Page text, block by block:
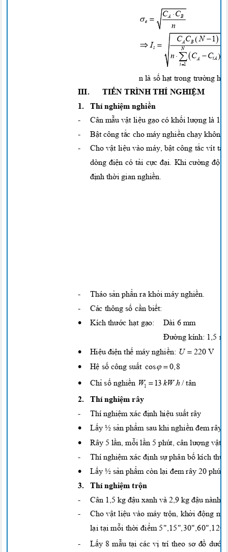
CA CB
e 
n
C C
N1
B 
A
N
 Is
n CC
 iA 

A
i1
n là số hạttrong trường
TIẾNTRÌNH THÍNGHIỆM
III.
1. Thí nghiệm nghiền
-
-
-
Cânmẫu vật liệu gạocókhối lượnglà
Bậtcôngtắc cho máynghiền chạykhông
Chovật liệuvào máy,bậtcông tắcvít tải
dòngđiệncótải cực đại. Khicường độ
định thời giannghiền.
-
-
Tháosản phẩnra khỏimáy nghiền.
Các thôngsố cần biết:
•Kíchthước hạt gạo: Dài 6 mm
Đườngkính: 1,5
•Hiệu điện thếmáynghiền: U220 V
•Hệ số công suất cos0 8
•Chỉ số nghiền W 13 kW.h/ tân
1
2. Thí nghiệmrây
- Thínghiệmxácđịnh hiệu suất rây
•Lấy ½sản phẩm sau khinghiền đemrây
•Rây 5lần, mỗi lần 5 phút, cânlượng vật
-
Thínghiệmxácđịnh sựphân bố kích
•Lấy ½sản phẩm cònlại đemrây 20 phút,
3. Thí nghiệm trộn
-
-
Cân 1,5 kgđậuxanh và 2,9 kgđậunành
Chovật liệuvào máy trộn, khởi động
lại tại mỗi thời điểm
-
Lấy 8mẫu tạicácvị trí theo sơ đồ dưới